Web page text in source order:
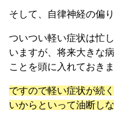
そして、自律神経の偏
ついつい軽い症状は忙
いますが、将来大きな
ことを頭に入れておきま
ですので軽い症状が続
いからといって油断し